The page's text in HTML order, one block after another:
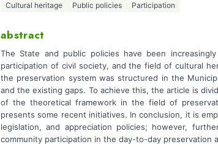
Cultural heritage Public policies Participation
abstract
The State and public policies have been
participation of civil society, and the field of cultural
the preservation system was structured in the
and the existing gaps. To achieve this, the article is
of the theoretical framework in the field of
presents some recent initiatives. In conclusion, it is
legislation, and appreciation policies; however,
community participation in the day-to-day